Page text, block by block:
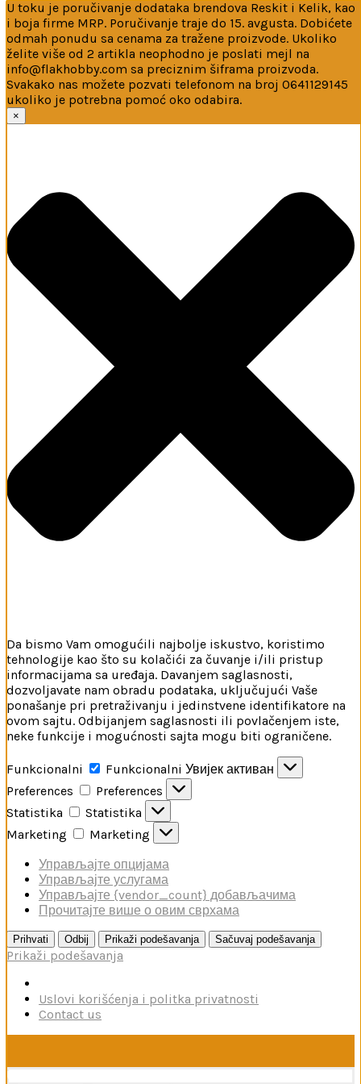
U toku je poručivanje dodataka brendova Reskit i Kelik, kao
i boja firme MRP. Poručivanje traje do 15. avgusta. Dobićete
odmah ponudu sa cenama za tražene proizvode. Ukoliko
želite više od 2 artikla neophodno je poslati mejl na
info@flakhobby.com sa preciznim šiframa proizvoda.
Svakako nas možete pozvati telefonom na broj 0641129145
ukoliko je potrebna pomoć oko odabira.
×
Ova web-stranica koristi kolačiće
Da bismo Vam omogućili najbolje iskustvo, koristimo
tehnologije kao što su kolačići za čuvanje i/ili pristup
informacijama sa uređaja. Davanjem saglasnosti,
dozvoljavate nam obradu podataka, uključujući Vaše
ponašanje pri pretraživanju i jedinstvene identifikatore na
ovom sajtu. Odbijanjem saglasnosti ili povlačenjem iste,
neke funkcije i mogućnosti sajta mogu biti ograničene.
Funkcionalni Funkcionalni Увијек активан
Preferences
Preferences
Statistika
Statistika
Marketing
Marketing
Управљајте опцијама
Управљајте услугама
Управљајте {vendor_count} добављачима
Прочитајте више о овим сврхама
Prihvati Odbij Prikaži podešavanja Sačuvaj podešavanja
Prikaži podešavanja
Uslovi korišćenja i politka privatnosti
Contact us